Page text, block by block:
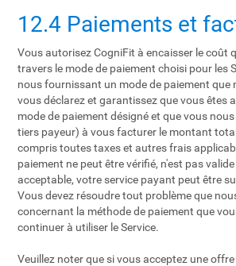
12.4 Paiements et
Vous autorisez CogniFit à encaisser le coût
travers le mode de paiement choisi pour les
nous fournissant un mode de paiement que
vous déclarez et garantissez que vous êtes
mode de paiement désigné et que vous
tiers payeur) à vous facturer le montant
compris toutes taxes et autres frais
paiement ne peut être vérifié, n'est pas
acceptable, votre service payant peut être
Vous devez résoudre tout problème que
concernant la méthode de paiement que
continuer à utiliser le Service.
Veuillez noter que si vous acceptez une